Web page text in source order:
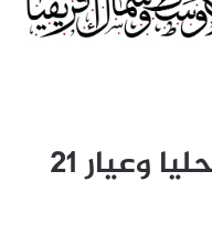
أسعار الذهب ترتفع محليا وعيار 21